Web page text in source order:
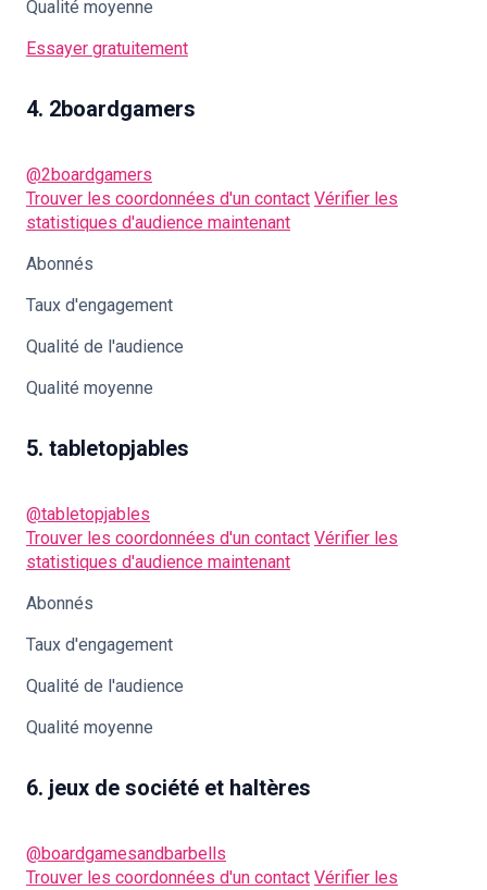
Qualité moyenne
Essayer gratuitement
4. 2boardgamers
@2boardgamers
Trouver les coordonnées d'un contact Vérifier les
statistiques d'audience maintenant
Abonnés
Taux d'engagement
Qualité de l'audience
Qualité moyenne
5. tabletopjables
@tabletopjables
Trouver les coordonnées d'un contact Vérifier les
statistiques d'audience maintenant
Abonnés
Taux d'engagement
Qualité de l'audience
Qualité moyenne
6. jeux de société et haltères
@boardgamesandbarbells
Trouver les coordonnées d'un contact Vérifier les